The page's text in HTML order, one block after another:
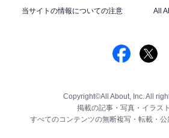
当サイトの情報についての注意
All
Copyright©All About, Inc. All
掲載の記事・写真・イラスト
すべてのコンテンツの無断複写・転載・公